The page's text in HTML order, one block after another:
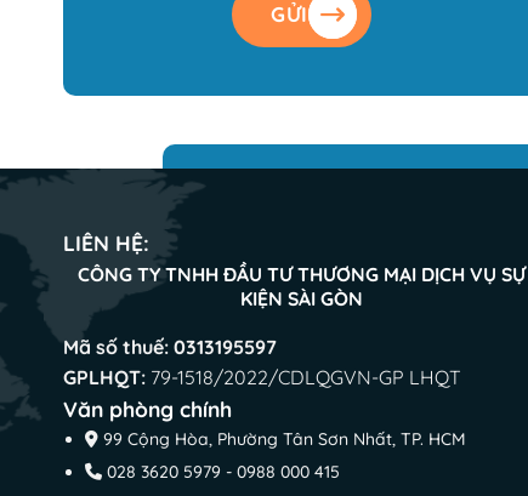
GỬI
LIÊN HỆ:
CÔNG TY TNHH ĐẦU TƯ THƯƠNG MẠI DỊCH VỤ SỰ
KIỆN SÀI GÒN
Mã số thuế: 0313195597
GPLHQT: 79-1518/2022/CDLQGVN-GP LHQT
Văn phòng chính
99 Cộng Hòa, Phường Tân Sơn Nhất, TP. HCM
028 3620 5979 - 0988 000 415